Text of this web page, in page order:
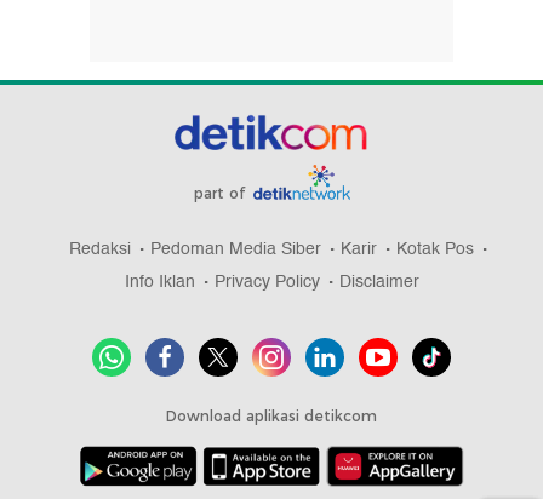
part of
Redaksi Pedoman Media Siber Karir
Kotak Pos
Info Iklan
Privacy Policy Disclaimer
Download aplikasi detikcom